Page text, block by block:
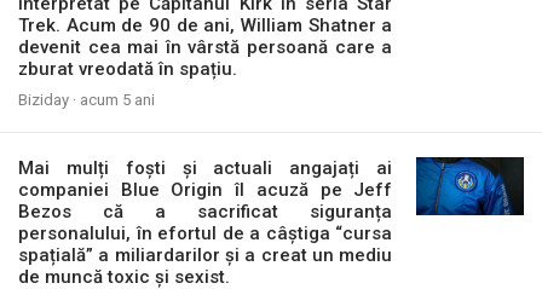
Trek. Acum de 90 de ani, William Shatner a
devenit cea mai în vârstă persoană care a
zburat vreodată în spațiu.
Biziday · acum 5 ani
Mai mulți foști și actuali angajați ai
companiei Blue Origin îl acuză pe Jeff
Bezos că a sacrificat siguranța
personalului, în efortul de a câștiga “cursa
spațială” a miliardarilor și a creat un mediu
de muncă toxic și sexist.